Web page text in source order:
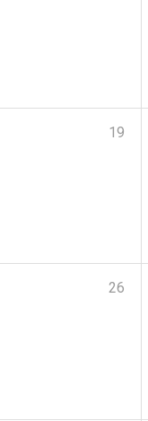
19
26